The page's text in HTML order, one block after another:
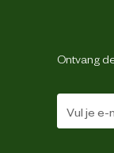
Materiaal &
Biologisch
Ontvang